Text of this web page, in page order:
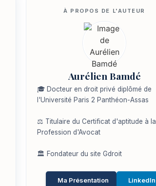
Aurélien Bamdé
🎓 Docteur en droit privé diplômé de
l'Université Paris 2 Panthéon-Assas
⚖️ Titulaire du Certificat d'aptitude à la
Profession d'Avocat
🏛️ Fondateur du site Gdroit
Ma Présentation LinkedIn